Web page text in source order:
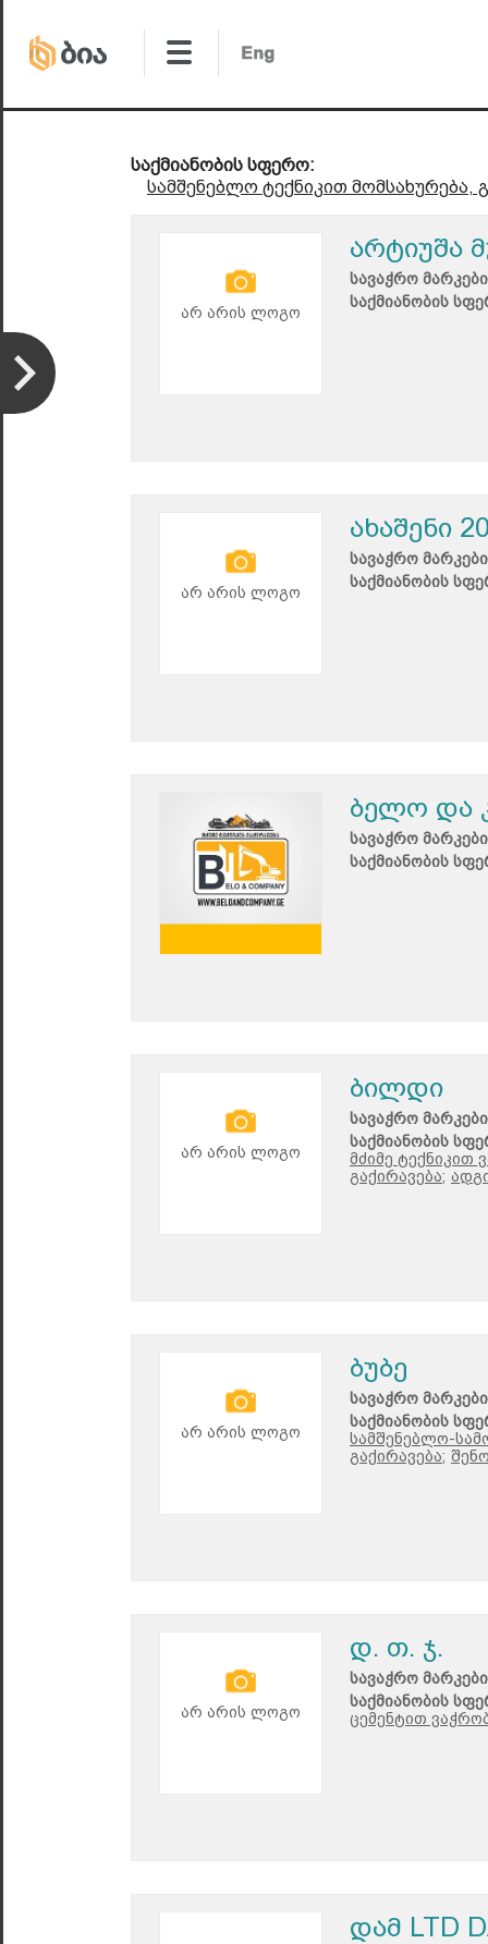
საქმიანობის სფერო:
სამშენებლო ტექნიკით მომსახურება,
არ არის ლოგო
არტიუშა
სავაჭრო
საქმიანობის
არ არის ლოგო
ახაშენი
სავაჭრო
საქმიანობის
ბელო და
სავაჭრო
საქმიანობის
არ არის ლოგო
ბილდი
სავაჭრო
საქმიანობის
მძიმე ტექნიკით
გაქირავება;
არ არის ლოგო
ბუბე
სავაჭრო
საქმიანობის
სამშენებლო-
გაქირავება;
არ არის ლოგო
დ. თ. ჯ.
სავაჭრო
საქმიანობის
ცემენტით
დამ LTD